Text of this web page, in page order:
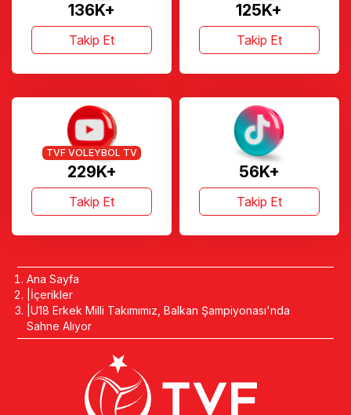
136K+
Takip Et
125K+
Takip Et
229K+
TVF VOLEYBOL TV
Takip Et
56K+
Takip Et
Ana Sayfa
İçerikler
U18 Erkek Milli Takımımız, Balkan Şampiyonası'nda
Sahne Alıyor